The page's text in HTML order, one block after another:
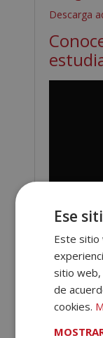
Descarga
Ese
Este sitio
sitio
de
cookies.